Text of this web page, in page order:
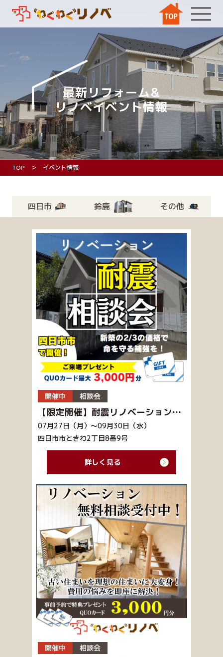
最新リフォーム&
リノベイベント情報
TOP イベント情報
四日市 鈴鹿 その他
開催中 相談会
【限定開催】耐震リノベーション相談会！
07月27日（月）～09月30日（水）
四日市市ときわ2丁目8番9号
詳しく見る
開催中 相談会